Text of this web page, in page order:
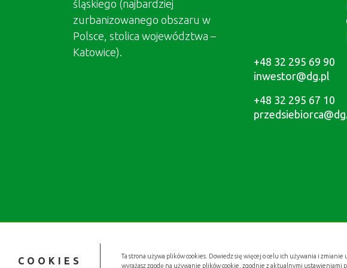
COOKIES
Ta strona używa plików cookies. Dowiedz się więcej o celu ich używania i
wyrażasz zgodę na używanie plików cookie, zgodnie z aktualnymi ustawieniami
śląskiego (najbardziej
zurbanizowanego obszaru w
Polsce, stolica województwa –
Katowice).
+48 32 295 69 90
inwestor@dg.pl
+48 32 295 67 10